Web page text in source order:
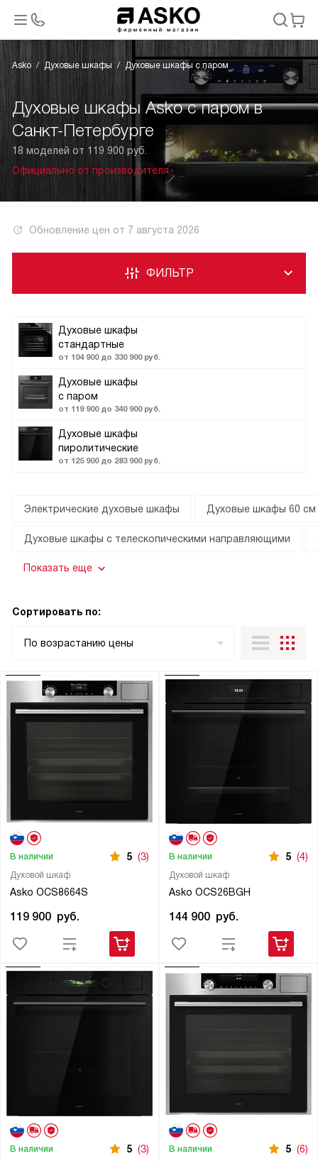
Asko Духовые шкафы Духовые шкафы с паром
Духовые шкафы Asko с паром в
Санкт-Петербурге
18 моделей от 119 900 руб.
Официально от производителя
Обновление цен от 7 августа 2026
Духовые шкафы
стандартные
от 104 900 до 330 900 руб.
Духовые шкафы
с паром
от 119 900 до 340 900 руб.
Духовые шкафы
пиролитические
от 125 900 до 283 900 руб.
ФИЛЬТР
Электрические духовые шкафы Духовые шкафы 60 см
Духовые шкафы с телескопическими направляющими
Показать еще
Сортировать по:
По возрастанию цены
Духовой шкаф
Asko OCS8664S
В наличии 5 (3)
119 900 руб.
Духовой шкаф
Asko OCS26BGH
В наличии 5 (4)
144 900 руб.
В наличии 5 (3) В наличии 5 (6)